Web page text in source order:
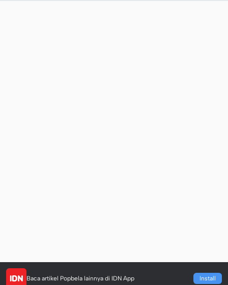
Baca artikel Popbela lainnya di IDN App Install